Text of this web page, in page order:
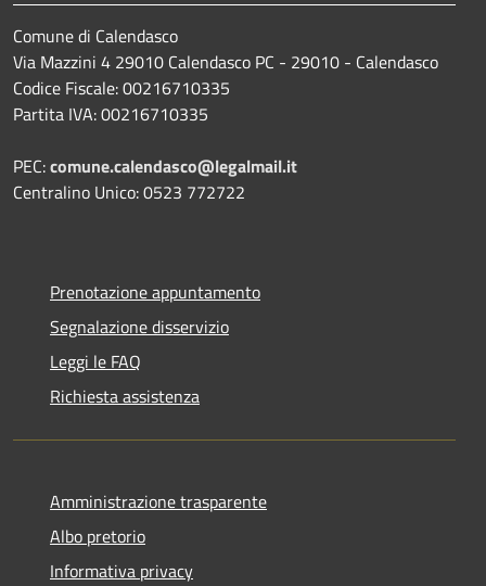
Comune di Calendasco
Via Mazzini 4 29010 Calendasco PC - 29010 - Calendasco
Codice Fiscale: 00216710335
Partita IVA: 00216710335
PEC:comune.calendasco@legalmail.it
Centralino Unico: 0523 772722
Prenotazione appuntamento
Segnalazione disservizio
Leggi le FAQ
Richiesta assistenza
Amministrazione trasparente
Albo pretorio
Informativa privacy